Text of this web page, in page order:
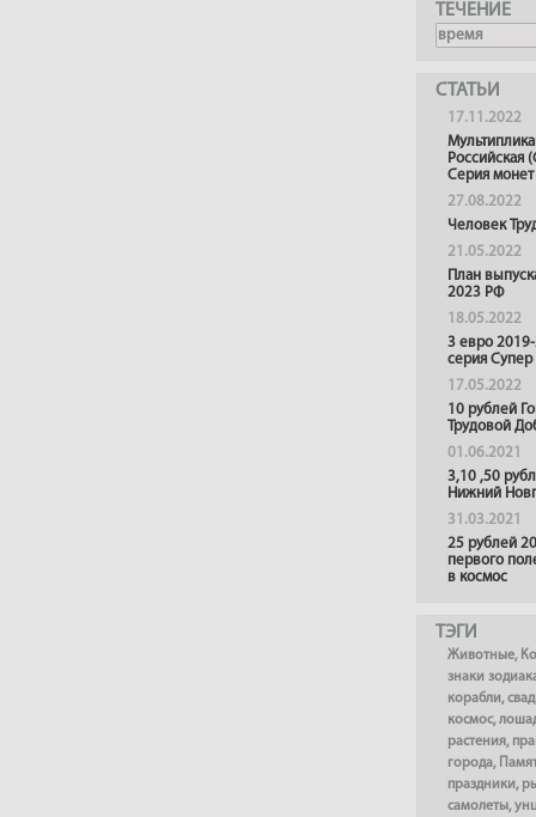
ТЕЧЕНИЕ
СТАТЬИ
17.11.2022
Российская
Серия монет
27.08.2022
Человек
21.05.2022
План
2023 РФ
18.05.2022
3 евро
серия
17.05.2022
10 рублей
Трудовой
01.06.2021
3,10 ,50
Нижний
31.03.2021
25 рублей
первого
в космос
ТЭГИ
Животные,
знаки
корабли,
космос,
растения,
города,
праздники,
самолеты,